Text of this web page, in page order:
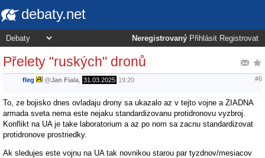
debaty.net
Neregistrovaný Přihlásit Registrovat
Přelety "ruských" dronů
fleg @Jan Fiala 31.03.2025 19:20 #6
To, ze bojisko dnes ovladaju drony sa ukazalo az v tejto vojne a ZIADNA
armada sveta nema este nejaku standardizovanu protidronovu vyzbroj.
Konflikt na UA je take laboratorium a az po nom sa zacnu standardizovat
protidronove prostriedky.
Ak sledujes este vojnu na UA tak novnikou starou par tyzdnov/mesiacov